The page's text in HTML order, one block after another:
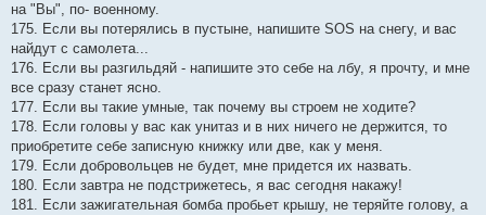
на "Вы", по- военному.
175. Если вы потерялись в пустыне, напишите SОS на снегу, и вас
найдут с самолета...
176. Если вы разгильдяй - напишите это себе на лбу, я прочту, и мне
все сразу станет ясно.
177. Если вы такие умные, так почему вы строем не ходите?
178. Если головы у вас как унитаз и в них ничего не держится, то
приобретите себе записную книжку или две, как у меня.
179. Если добровольцев не будет, мне придется их назвать.
180. Если завтра не подстрижетесь, я вас сегодня накажу!
181. Если зажигательная бомба пробьет крышу, не теряйте голову, а